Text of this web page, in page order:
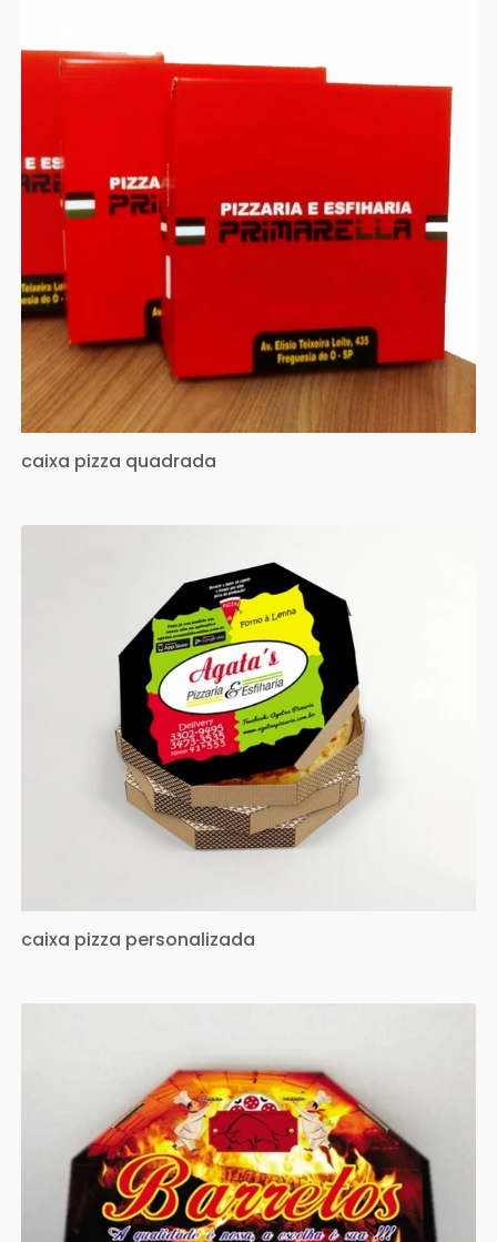
caixa pizza quadrada
caixa pizza personalizada